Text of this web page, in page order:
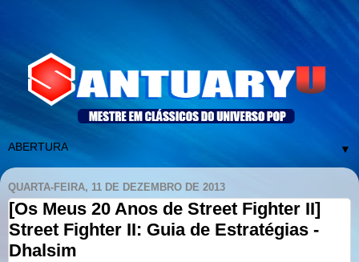
▼
QUARTA-FEIRA, 11 DE DEZEMBRO DE 2013
[Os Meus 20 Anos de Street Fighter II]
Street Fighter II: Guia de Estratégias -
Dhalsim